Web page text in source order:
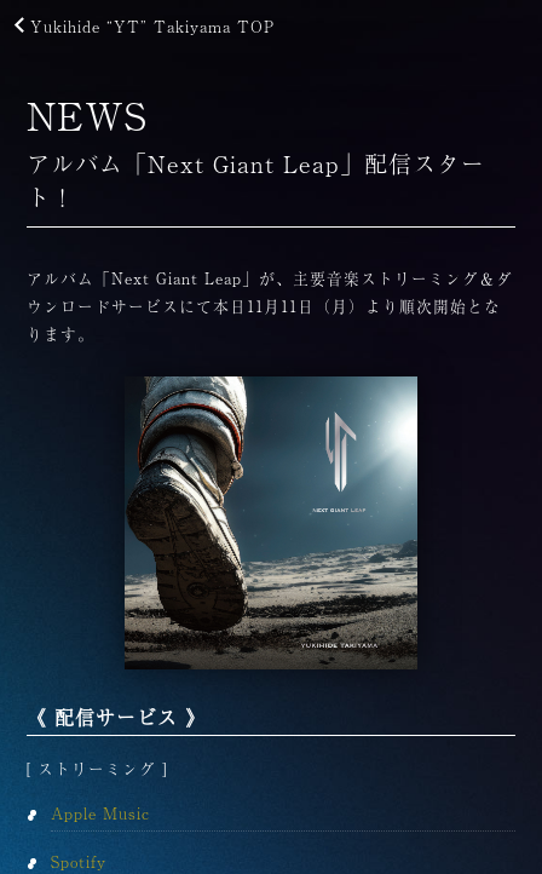
Yukihide “YT” Takiyama TOP
NEWS
アルバム「Next Giant Leap」配信スター
ト！
アルバム「Next Giant Leap」が、主要音楽ストリーミング＆ダ
ウンロードサービスにて本日11月11日（月）より順次開始とな
ります。
《 配信サービス 》
[ ストリーミング ]
Apple Music
Spotify